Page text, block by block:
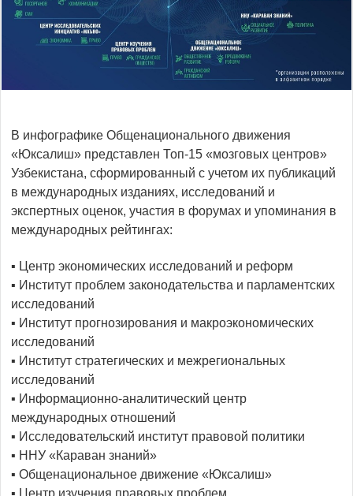
В инфографике Общенационального движения
«Юксалиш» представлен Топ-15 «мозговых центров»
Узбекистана, сформированный с учетом их публикаций
в международных изданиях, исследований и
экспертных оценок, участия в форумах и упоминания в
международных рейтингах:
▪️ Центр экономических исследований и реформ
▪️ Институт проблем законодательства и парламентских
исследований
▪️ Институт прогнозирования и макроэкономических
исследований
▪️ Институт стратегических и межрегиональных
исследований
▪️ Информационно-аналитический центр
международных отношений
▪️ Исследовательский институт правовой политики
▪️ ННУ «Караван знаний»
▪️ Общенациональное движение «Юксалиш»